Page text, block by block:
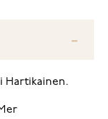
Hartikainen.